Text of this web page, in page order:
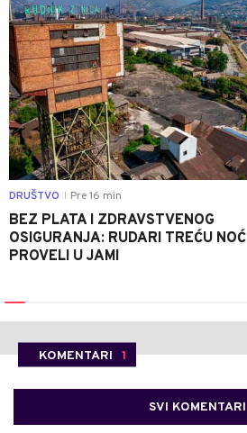
DRUŠTVO Pre 16 min
BEZ PLATA I ZDRAVSTVENOG
OSIGURANJA: RUDARI TREĆU NOĆ
PROVELI U JAMI
KOMENTARI 1
SVI KOMENTARI